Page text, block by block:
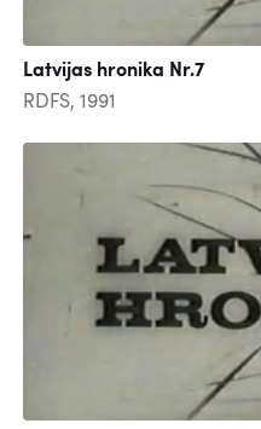
Latvijas hronika Nr.7
RDFS, 1991